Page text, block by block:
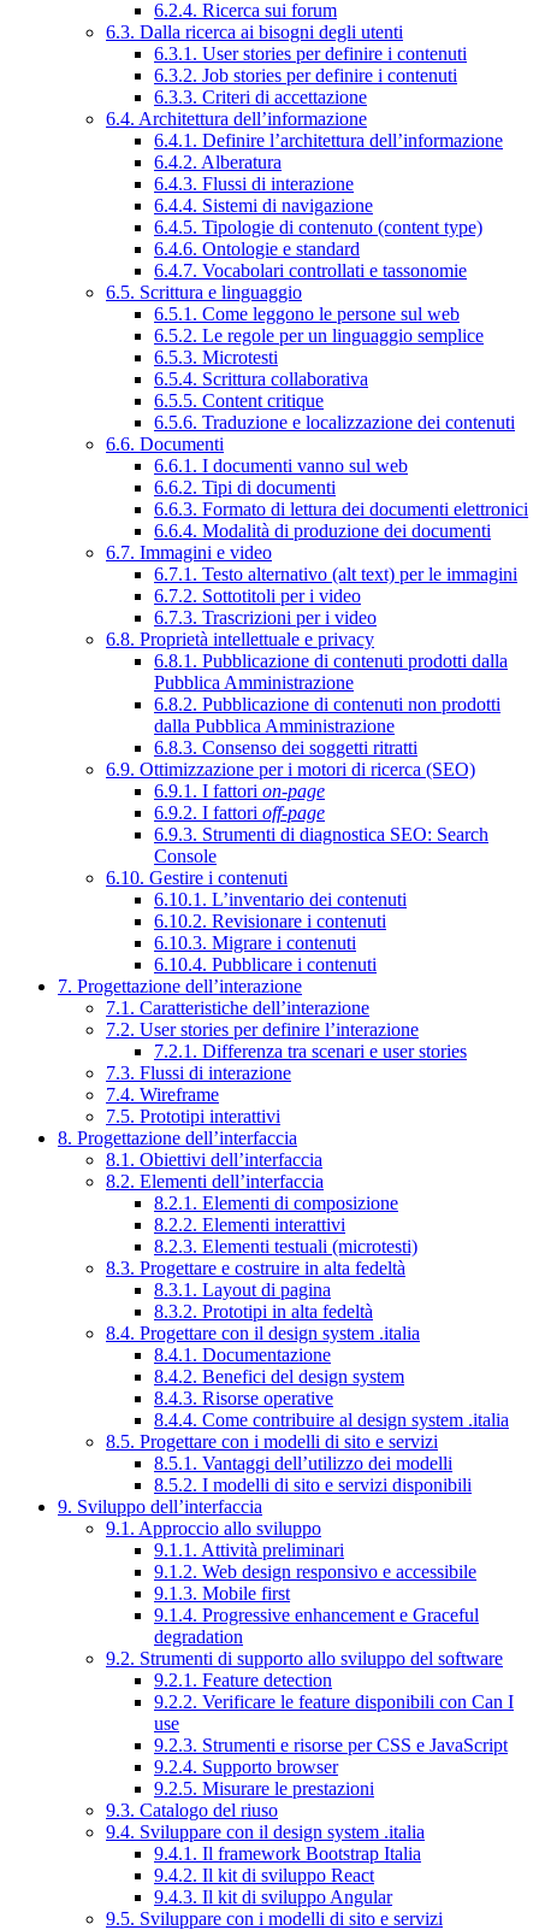
6.2.4. Ricerca sui forum
6.3. Dalla ricerca ai bisogni degli utenti
6.3.1. User stories per definire i contenuti
6.3.2. Job stories per definire i contenuti
6.3.3. Criteri di accettazione
6.4. Architettura dell’informazione
6.4.1. Definire l’architettura dell’informazione
6.4.2. Alberatura
6.4.3. Flussi di interazione
6.4.4. Sistemi di navigazione
6.4.5. Tipologie di contenuto (content type)
6.4.6. Ontologie e standard
6.4.7. Vocabolari controllati e tassonomie
6.5. Scrittura e linguaggio
6.5.1. Come leggono le persone sul web
6.5.2. Le regole per un linguaggio semplice
6.5.3. Microtesti
6.5.4. Scrittura collaborativa
6.5.5. Content critique
6.5.6. Traduzione e localizzazione dei contenuti
6.6. Documenti
6.6.1. I documenti vanno sul web
6.6.2. Tipi di documenti
6.6.3. Formato di lettura dei documenti elettronici
6.6.4. Modalità di produzione dei documenti
6.7. Immagini e video
6.7.1. Testo alternativo (alt text) per le immagini
6.7.2. Sottotitoli per i video
6.7.3. Trascrizioni per i video
6.8. Proprietà intellettuale e privacy
6.8.1. Pubblicazione di contenuti prodotti dalla
Pubblica Amministrazione
6.8.2. Pubblicazione di contenuti non prodotti
dalla Pubblica Amministrazione
6.8.3. Consenso dei soggetti ritratti
6.9. Ottimizzazione per i motori di ricerca (SEO)
6.9.1. I fattori on-page
6.9.2. I fattori off-page
6.9.3. Strumenti di diagnostica SEO: Search
Console
6.10. Gestire i contenuti
6.10.1. L’inventario dei contenuti
6.10.2. Revisionare i contenuti
6.10.3. Migrare i contenuti
6.10.4. Pubblicare i contenuti
7. Progettazione dell’interazione
7.1. Caratteristiche dell’interazione
7.2. User stories per definire l’interazione
7.2.1. Differenza tra scenari e user stories
7.3. Flussi di interazione
7.4. Wireframe
7.5. Prototipi interattivi
8. Progettazione dell’interfaccia
8.1. Obiettivi dell’interfaccia
8.2. Elementi dell’interfaccia
8.2.1. Elementi di composizione
8.2.2. Elementi interattivi
8.2.3. Elementi testuali (microtesti)
8.3. Progettare e costruire in alta fedeltà
8.3.1. Layout di pagina
8.3.2. Prototipi in alta fedeltà
8.4. Progettare con il design system .italia
8.4.1. Documentazione
8.4.2. Benefici del design system
8.4.3. Risorse operative
8.4.4. Come contribuire al design system .italia
8.5. Progettare con i modelli di sito e servizi
8.5.1. Vantaggi dell’utilizzo dei modelli
8.5.2. I modelli di sito e servizi disponibili
9. Sviluppo dell’interfaccia
9.1. Approccio allo sviluppo
9.1.1. Attività preliminari
9.1.2. Web design responsivo e accessibile
9.1.3. Mobile first
9.1.4. Progressive enhancement e Graceful
degradation
9.2. Strumenti di supporto allo sviluppo del software
9.2.1. Feature detection
9.2.2. Verificare le feature disponibili con Can I
use
9.2.3. Strumenti e risorse per CSS e JavaScript
9.2.4. Supporto browser
9.2.5. Misurare le prestazioni
9.3. Catalogo del riuso
9.4. Sviluppare con il design system .italia
9.4.1. Il framework Bootstrap Italia
9.4.2. Il kit di sviluppo React
9.4.3. Il kit di sviluppo Angular
9.5. Sviluppare con i modelli di sito e servizi